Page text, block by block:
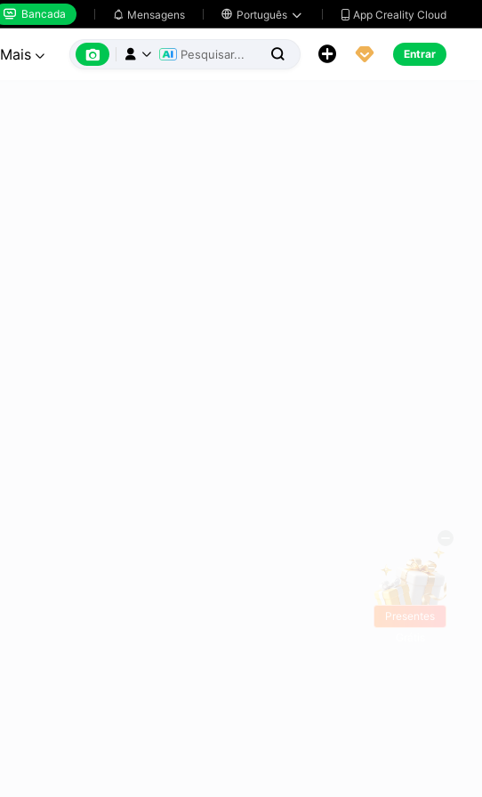
 Bancada  Mensagens  Português   App Creality Cloud
Mais        Entrar
Presentes